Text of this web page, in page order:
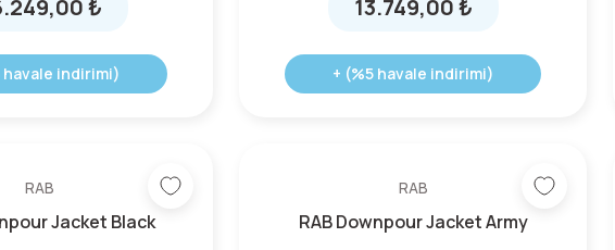
₺
havale indirimi)
13.749,00 ₺
+ (%5 havale indirimi)
RAB
Jacket Black
RAB
RAB Downpour Jacket Army